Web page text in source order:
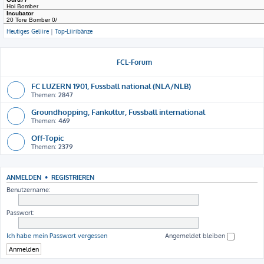
Heutiges Geliire | Top-Liiribänze
FCL-Forum
FC LUZERN 1901, Fussball national (NLA/NLB)
Themen: 2847
Groundhopping, Fankultur, Fussball international
Themen: 469
Off-Topic
Themen: 2379
ANMELDEN • REGISTRIEREN
Benutzername:
Passwort:
Ich habe mein Passwort vergessen Angemeldet bleiben